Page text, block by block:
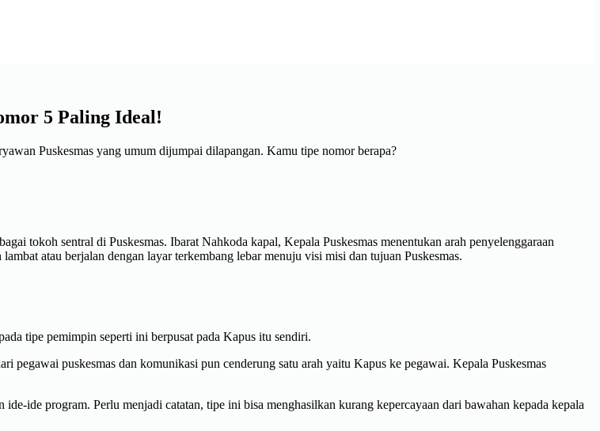
5 Paling Ideal!
Puskesmas yang umum dijumpai dilapangan. Kamu tipe nomor berapa?
tokoh sentral di Puskesmas. Ibarat Nahkoda kapal, Kepala Puskesmas menentukan arah penyelenggaraan
atau berjalan dengan layar terkembang lebar menuju visi misi dan tujuan Puskesmas.
tipe pemimpin seperti ini berpusat pada Kapus itu sendiri.
puskesmas dan komunikasi pun cenderung satu arah yaitu Kapus ke pegawai. Kepala Puskesmas
ide program. Perlu menjadi catatan, tipe ini bisa menghasilkan kurang kepercayaan dari bawahan kepada kepala